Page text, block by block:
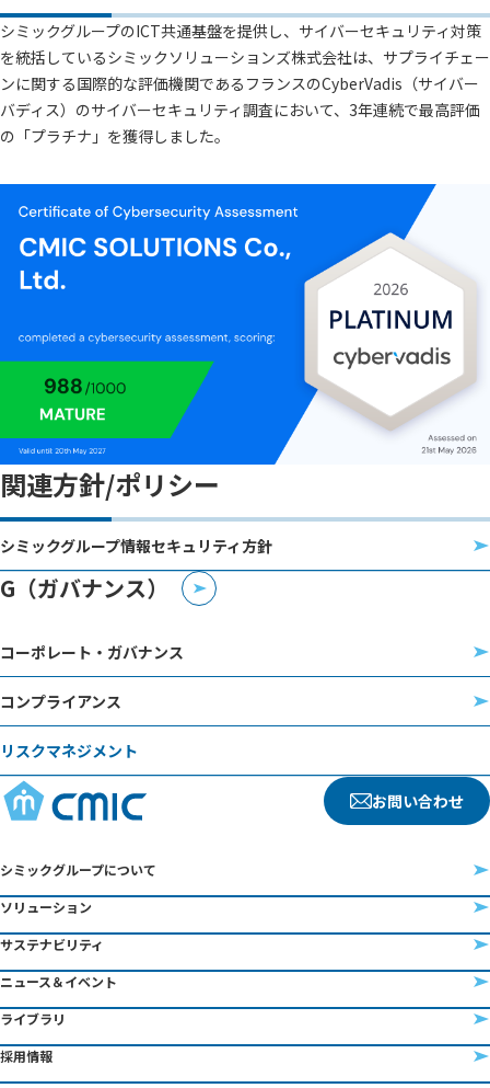
シミックグループのICT共通基盤を提供し、サイバーセキュリティ対策
を統括しているシミックソリューションズ株式会社は、サプライチェー
ンに関する国際的な評価機関であるフランスのCyberVadis（サイバー
バディス）のサイバーセキュリティ調査において、3年連続で最高評価
の「プラチナ」を獲得しました。
関連方針/ポリシー
シミックグループ情報セキュリティ方針
G（ガバナンス）
コーポレート・ガバナンス
コンプライアンス
リスクマネジメント
お問い合わせ
シミックグループについて
ソリューション
サステナビリティ
ニュース＆イベント
ライブラリ
採用情報